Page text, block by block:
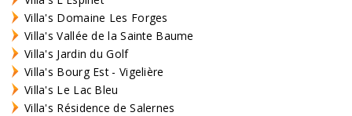
Villa's Domaine Les Forges
Villa's Vallée de la Sainte Baume
Villa's Jardin du Golf
Villa's Bourg Est - Vigelière
Villa's Le Lac Bleu
Villa's Résidence de Salernes